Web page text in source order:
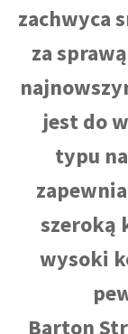
zachwyca
za
jest do
typu
szeroką
wysoki
Barton